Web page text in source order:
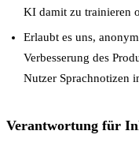
KI damit zu trainieren
Erlaubt es uns,
Verbesserung des
Nutzer Sprachnotizen
Verantwortung für